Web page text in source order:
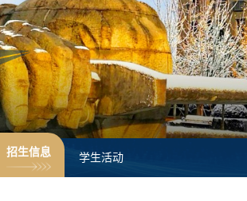
招生信息 学生活动